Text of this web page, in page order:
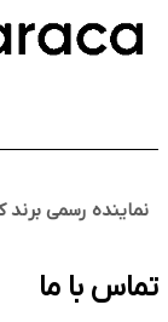
نماینده رسمی برند
تماس با ما